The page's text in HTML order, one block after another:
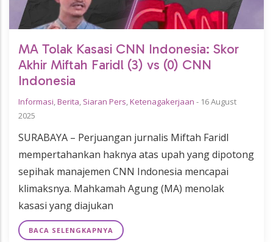
MA Tolak Kasasi CNN Indonesia: Skor
Akhir Miftah Faridl (3) vs (0) CNN
Indonesia
Informasi,Berita, Siaran Pers,Ketenagakerjaan - 16 August
2025
SURABAYA – Perjuangan jurnalis Miftah Faridl
mempertahankan haknya atas upah yang dipotong
sepihak manajemen CNN Indonesia mencapai
klimaksnya. Mahkamah Agung (MA) menolak
kasasi yang diajukan
BACA SELENGKAPNYA